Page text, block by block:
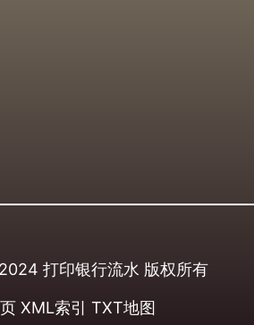
打印银行流水 版权所有
XML索引 TXT地图